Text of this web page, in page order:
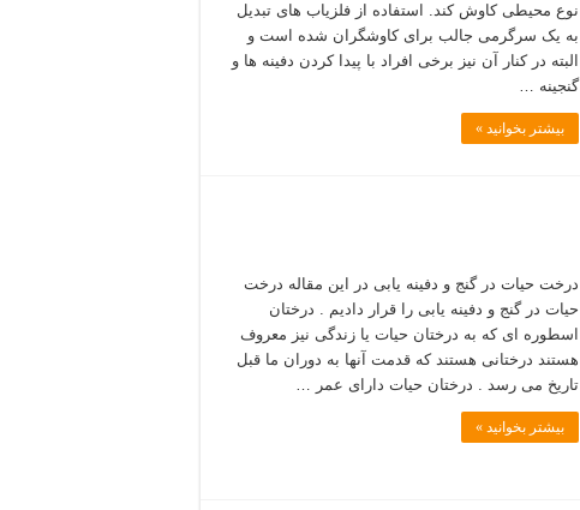
نوع محیطی کاوش کند. استفاده از فلزیاب های تبدیل
به یک سرگرمی جالب برای کاوشگران شده است و
البته در کنار آن نیز برخی افراد با پیدا کردن دفینه ها و
گنجینه …
بیشتر بخوانید »
درخت حیات در گنج و دفینه یابی در این مقاله درخت
حیات در گنج و دفینه یابی را قرار دادیم . درختان
اسطوره ای که به درختان حیات یا زندگی نیز معروف
هستند درختانی هستند که قدمت آنها به دوران ما قبل
تاریخ می رسد . درختان حیات دارای عمر …
بیشتر بخوانید »